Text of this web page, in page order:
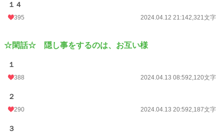
１４
395 2024.04.12 21:142,321文字
☆閑話☆ 隠し事をするのは、お互い様
１
388 2024.04.13 08:592,120文字
２
290 2024.04.13 20:592,187文字
３